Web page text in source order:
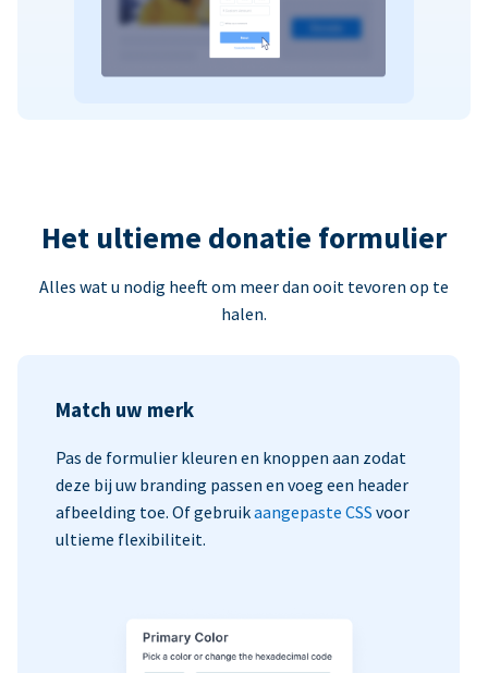
Het ultieme donatie formulier
Alles wat u nodig heeft om meer dan ooit tevoren op te
halen.
Match uw merk
Pas de formulier kleuren en knoppen aan zodat
deze bij uw branding passen en voeg een header
afbeelding toe. Of gebruikaangepaste CSS voor
ultieme flexibiliteit.